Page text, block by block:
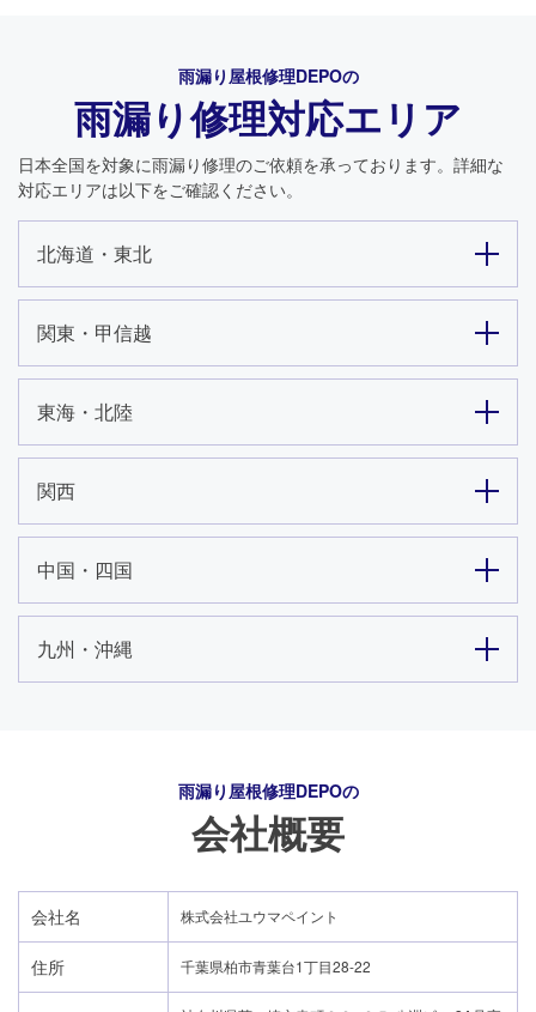
050-1883-0629
雨漏り屋根修理DEPOの
雨漏り修理対応エリア
日本全国を対象に雨漏り修理のご依頼を承っております。詳細な
対応エリアは以下をご確認ください。
北海道・東北
関東・甲信越
東海・北陸
関西
中国・四国
九州・沖縄
雨漏り屋根修理DEPOの
会社概要
会社名 株式会社ユウマペイント
住所 千葉県柏市青葉台1丁目28-22